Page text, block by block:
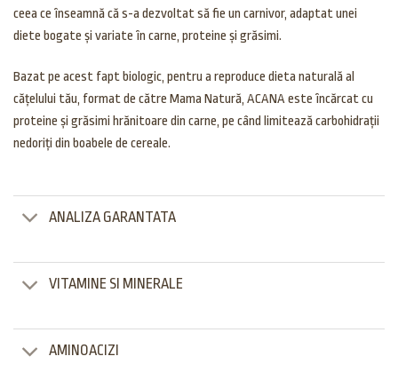
ceea ce înseamnă că s-a dezvoltat să fie un carnivor, adaptat unei
diete bogate și variate în carne, proteine și grăsimi.
Bazat pe acest fapt biologic, pentru a reproduce dieta naturală al
cățelului tău, format de către Mama Natură, ACANA este încărcat cu
proteine și grăsimi hrănitoare din carne, pe când limitează carbohidrații
nedoriți din boabele de cereale.
ANALIZA GARANTATA
VITAMINE SI MINERALE
AMINOACIZI